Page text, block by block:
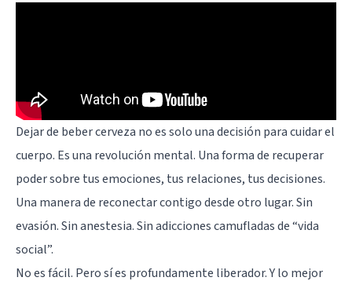
Dejar de beber cerveza no es solo una decisión para cuidar el
cuerpo. Es una revolución mental. Una forma de recuperar
poder sobre tus emociones, tus relaciones, tus decisiones.
Una manera de reconectar contigo desde otro lugar. Sin
evasión. Sin anestesia. Sin adicciones camufladas de “vida
social”.
No es fácil. Pero sí es profundamente liberador. Y lo mejor